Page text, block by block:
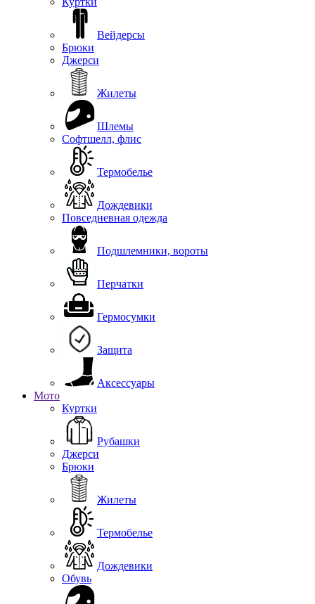
Вейдерсы
Брюки
Джерси
Жилеты
Шлемы
Софтшелл, флис
Термобелье
Дождевики
Повседневная одежда
Подшлемники, вороты
Перчатки
Гермосумки
Защита
Аксессуары
Мото
Куртки
Рубашки
Джерси
Брюки
Жилеты
Термобелье
Дождевики
Обувь